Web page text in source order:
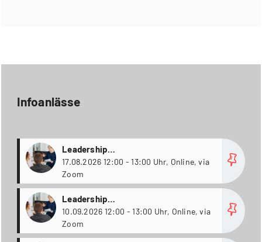
Infoanlässe
Leadership
Weiterbildungsstudiengänge
17.08.2026 12:00 - 13:00 Uhr, Online, via
Zoom
Leadership
Weiterbildungsstudiengänge
10.09.2026 12:00 - 13:00 Uhr, Online, via
Zoom